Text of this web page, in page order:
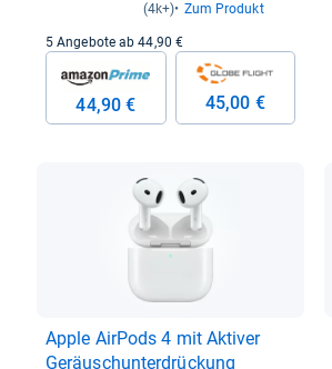
(4k+)
Zum Produkt
5 Angebote ab 44,90 €
44,90 € 45,00 €
Apple Air­Pods 4 mit Akti­ver
Geräusch­un­ter­drückung